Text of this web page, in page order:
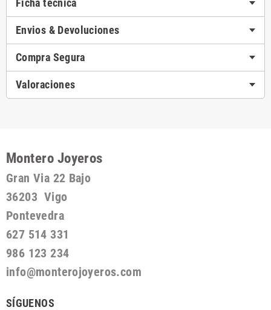
Ficha técnica
Envios & Devoluciones
Compra Segura
Valoraciones
Montero Joyeros
Gran Via 22 Bajo
36203 Vigo
Pontevedra
627 514 331
986 123 234
info@monterojoyeros.com
SÍGUENOS